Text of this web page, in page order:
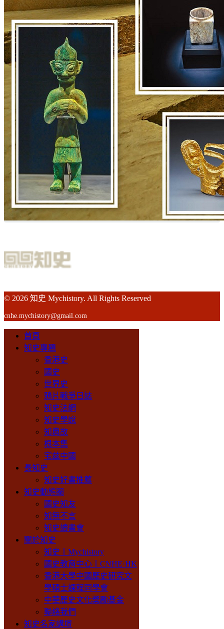
© 2026 知史 Mychistory. All Rights Reserved
cnhe.mychistory@gmail.com
首頁
知史專題
香港史
國史
世界史
鴉片戰爭日誌
知史法網
知史學說
知典故
根本集
宅兹中國
長知史
知史好書推薦
知史動態圈
國史知友
知無不言
知史讀書會
關於知史
知史丨Mychistory
國史教育中心丨CNHE·HK
香港大學中國歷史研究文
學碩士課程同學會
中華歷史文化獎勵基金
聯絡我們
知史名家講壇